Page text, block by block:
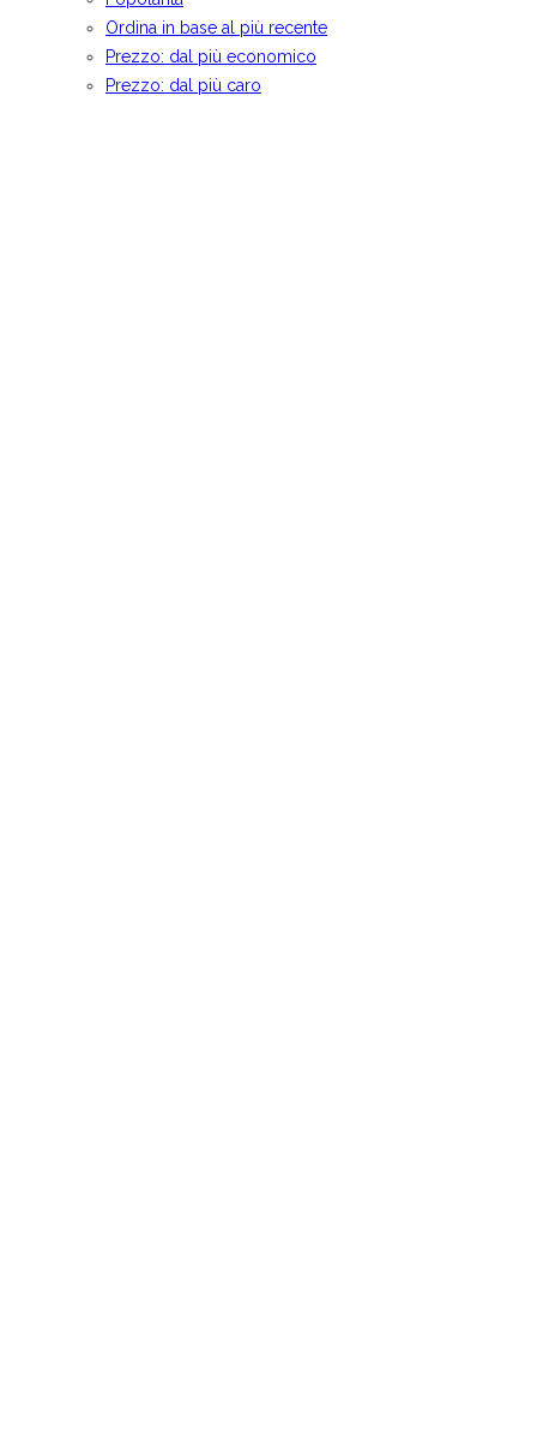
Ordina in base al più recente
Prezzo: dal più economico
Prezzo: dal più caro